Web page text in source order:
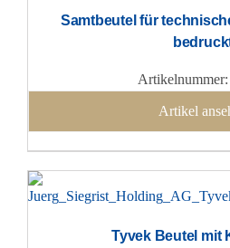
Samtbeutel für
Artikel
Tyvek Beutel mit